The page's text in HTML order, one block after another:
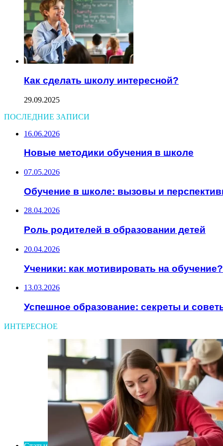
Как сделать школу интересной?
29.09.2025
ПОСЛЕДНИЕ ЗАПИСИ
16.06.2026
Новые методики обучения в школе
07.05.2026
Обучение в школе: вызовы и
28.04.2026
Роль родителей в образовании детей
20.04.2026
Ученики: как мотивировать на обучение?
13.03.2026
Успешное образование: секреты и
ИНТЕРЕСНОЕ